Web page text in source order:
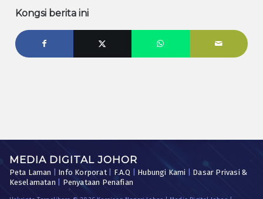
Kongsi berita ini
MEDIA DIGITAL JOHOR
Peta Laman Info Korporat| F.A.Q Hubungi Kami
Dasar Privasi &
Keselamatan
Penyataan Penafian